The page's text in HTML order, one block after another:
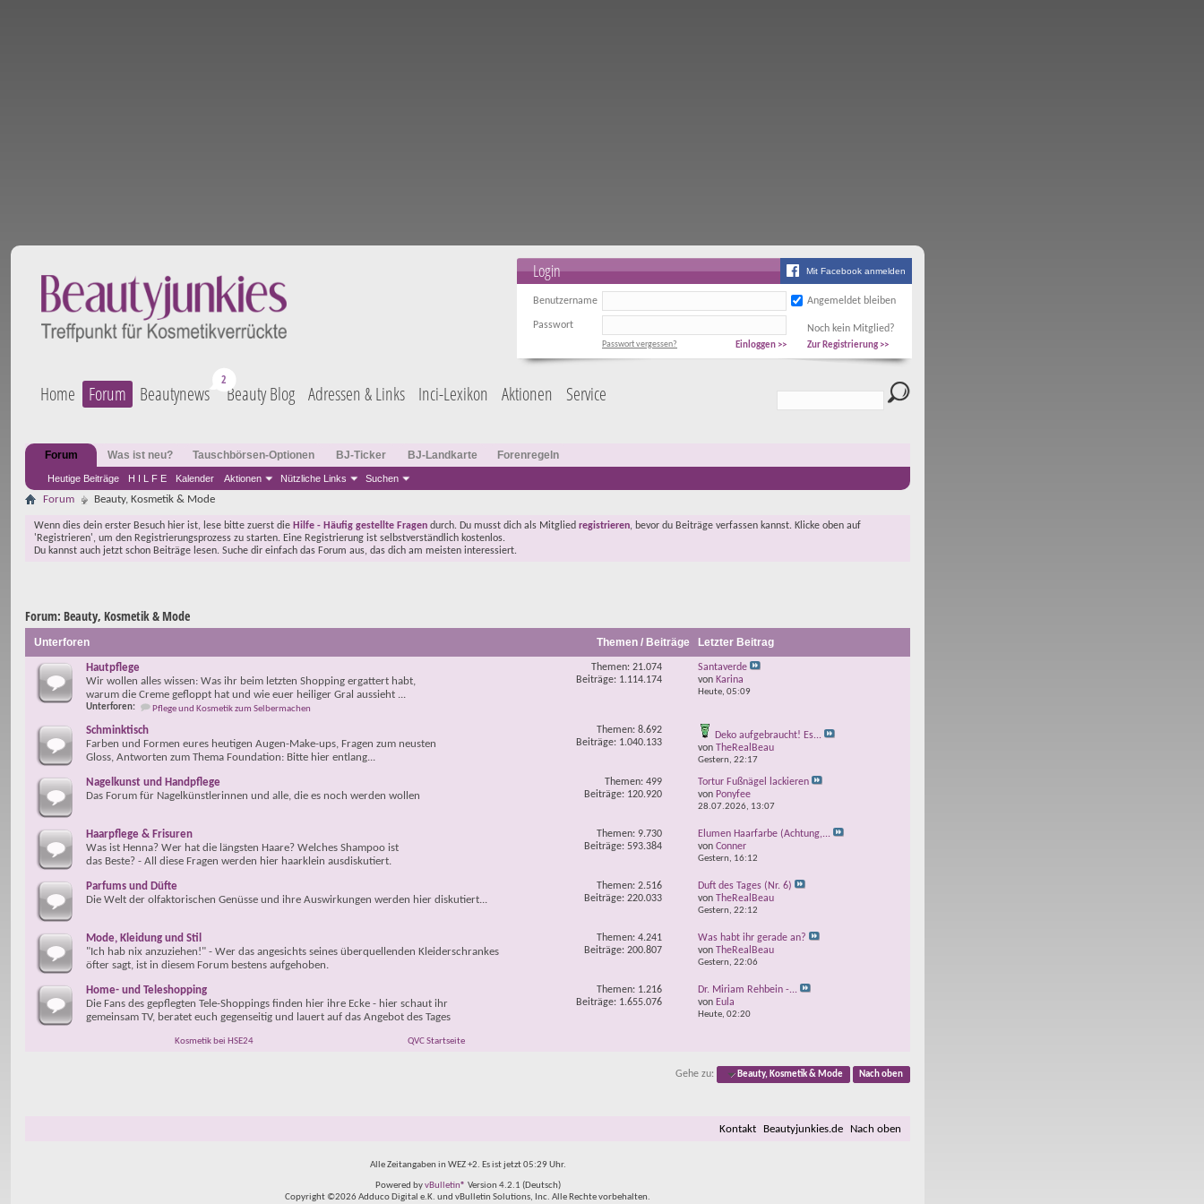
Mit Facebook anmelden
Login
Benutzername Angemeldet bleiben
Passwort Noch kein Mitglied?
Einloggen >>
Passwort vergessen? Zur Registrierung >>
Home Forum Beautynews Beauty Blog Adressen & Links Inci-Lexikon Aktionen Service
Forum
Heutige Beiträge H I L F E Kalender Aktionen Nützliche Links Suchen
Was ist neu? Tauschbörsen-Optionen BJ-Ticker BJ-Landkarte Forenregeln
Forum Beauty, Kosmetik & Mode
Wenn dies dein erster Besuch hier ist, lese bitte zuerst die Hilfe - Häufig gestellte Fragen durch. Du musst dich als Mitglied registrieren, bevor du Beiträge verfassen kannst. Klicke oben auf
'Registrieren', um den Registrierungsprozess zu starten. Eine Registrierung ist selbstverständlich kostenlos.
Du kannst auch jetzt schon Beiträge lesen. Suche dir einfach das Forum aus, das dich am meisten interessiert.
Forum: Beauty, Kosmetik & Mode
Unterforen Themen / Beiträge Letzter Beitrag
Hautpflege
Wir wollen alles wissen: Was ihr beim letzten Shopping ergattert habt,
warum die Creme gefloppt hat und wie euer heiliger Gral aussieht ...
Unterforen: Pflege und Kosmetik zum Selbermachen
Themen: 21.074
Beiträge: 1.114.174
Santaverde
von Karina
Heute, 05:09
Schminktisch
Farben und Formen eures heutigen Augen-Make-ups, Fragen zum neusten
Gloss, Antworten zum Thema Foundation: Bitte hier entlang...
Themen: 8.692
Beiträge: 1.040.133
Deko aufgebraucht! Es...
von TheRealBeau
Gestern, 22:17
Nagelkunst und Handpflege
Das Forum für Nagelkünstlerinnen und alle, die es noch werden wollen
Themen: 499
Beiträge: 120.920
Tortur Fußnägel lackieren
von Ponyfee
28.07.2026, 13:07
Haarpflege & Frisuren
Was ist Henna? Wer hat die längsten Haare? Welches Shampoo ist
das Beste? - All diese Fragen werden hier haarklein ausdiskutiert.
Themen: 9.730
Beiträge: 593.384
Elumen Haarfarbe (Achtung,...
von Conner
Gestern, 16:12
Parfums und Düfte
Die Welt der olfaktorischen Genüsse und ihre Auswirkungen werden hier diskutiert...
Themen: 2.516
Beiträge: 220.033
Duft des Tages (Nr. 6)
von TheRealBeau
Gestern, 22:12
Mode, Kleidung und Stil
"Ich hab nix anzuziehen!" - Wer das angesichts seines überquellenden Kleiderschrankes
öfter sagt, ist in diesem Forum bestens aufgehoben.
Themen: 4.241
Beiträge: 200.807
Was habt ihr gerade an?
von TheRealBeau
Gestern, 22:06
Home- und Teleshopping
Die Fans des gepflegten Tele-Shoppings finden hier ihre Ecke - hier schaut ihr
gemeinsam TV, beratet euch gegenseitig und lauert auf das Angebot des Tages
Kosmetik bei HSE24 QVC Startseite
Themen: 1.216
Beiträge: 1.655.076
Dr. Miriam Rehbein -...
von Eula
Heute, 02:20
Gehe zu: Beauty, Kosmetik & Mode Nach oben
Kontakt Beautyjunkies.de Nach oben
Alle Zeitangaben in WEZ +2. Es ist jetzt05:29Uhr.
Powered byvBulletin® Version 4.2.1 (Deutsch)
Copyright ©2026 Adduco Digital e.K. und vBulletin Solutions, Inc. Alle Rechte vorbehalten.